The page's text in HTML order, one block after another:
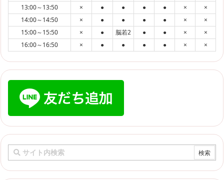
13:00～13:50 × ● ● ● ● ×
×
14:00～14:50
× ● ● ● ● ×
×
15:00～15:50
× ● 脳若2 ● ● ×
×
16:00～16:50
× ● ● ● ● × ×